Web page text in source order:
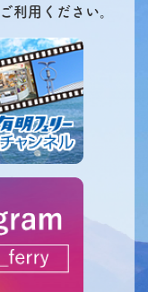
利用ください。